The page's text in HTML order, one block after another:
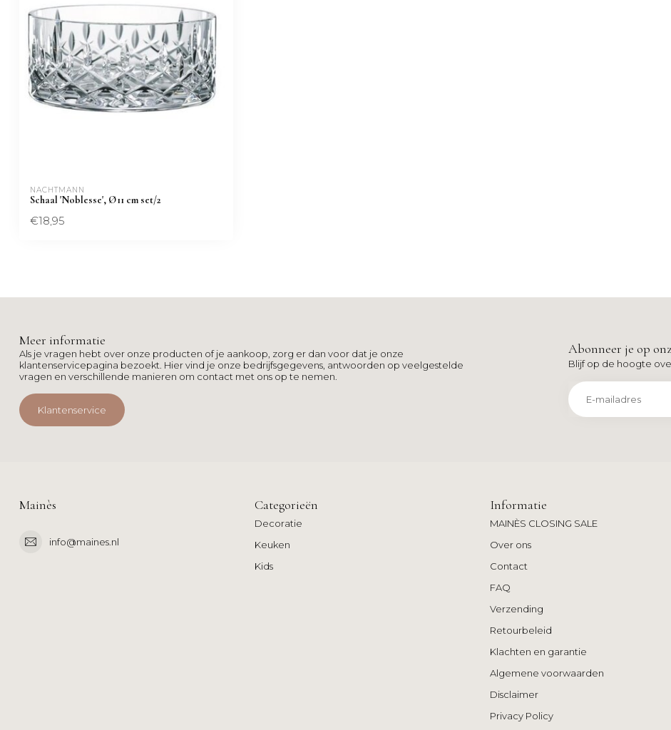
NACHTMANN
Schaal 'Noblesse', Ø11 cm set/2
€18,95
Meer informatie
Als je vragen hebt over onze producten of je aankoop, zorg er dan voor dat je onze
klantenservicepagina bezoekt. Hier vind je onze bedrijfsgegevens, antwoorden op veelgestelde
vragen en verschillende manieren om contact met ons op te nemen.
Klantenservice
Abonneer je op
Blijf op de hoogte
Mainès
info@maines.nl
Categorieën
Decoratie
Keuken
Kids
Informatie
MAINÈS CLOSING SALE
Over ons
Contact
FAQ
Verzending
Retourbeleid
Klachten en garantie
Algemene voorwaarden
Disclaimer
Privacy Policy